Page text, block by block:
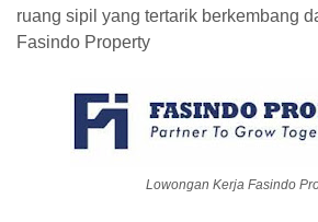
ruang sipil yang tertarik berkembang
Fasindo Property
Lowongan Kerja Fasindo